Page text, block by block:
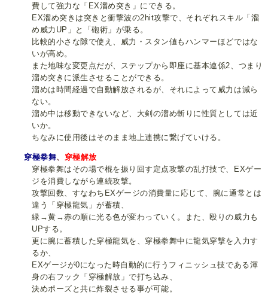
費して強力な「EX溜め突き」にできる。
EX溜め突きは突きと衝撃波の2hit攻撃で、それぞれスキル「溜
め威力UP」と「砲術」が乗る。
比較的小さな隙で使え、威力・スタン値もハンマーほどではな
いが高め。
また地味な変更点だが、ステップから即座に基本連係2、つまり
溜め突きに派生させることができる。
溜めは時間経過で自動解放されるが、それによって威力は減ら
ない。
溜め中は移動できないなど、大剣の溜め斬りに性質としては近
いか。
ちなみに使用後はそのまま地上連携に繋げていける。
穿極拳舞、 穿極解放
穿極拳舞はその場で棍を振り回す定点攻撃の乱打技で、EXゲー
ジを消費しながら連続攻撃。
攻撃回数、すなわちEXゲージの消費量に応じて、腕に通常とは
違う「穿極龍気」が蓄積、
緑→黄→赤の順に光る色が変わっていく。また、殴りの威力も
UPする。
更に腕に蓄積した穿極龍気を、穿極拳舞中に龍気穿撃を入力す
るか、
EXゲージが0になった時自動的に行うフィニッシュ技である渾
身の右フック「穿極解放」で打ち込み、
決めポーズと共に炸裂させる事が可能。